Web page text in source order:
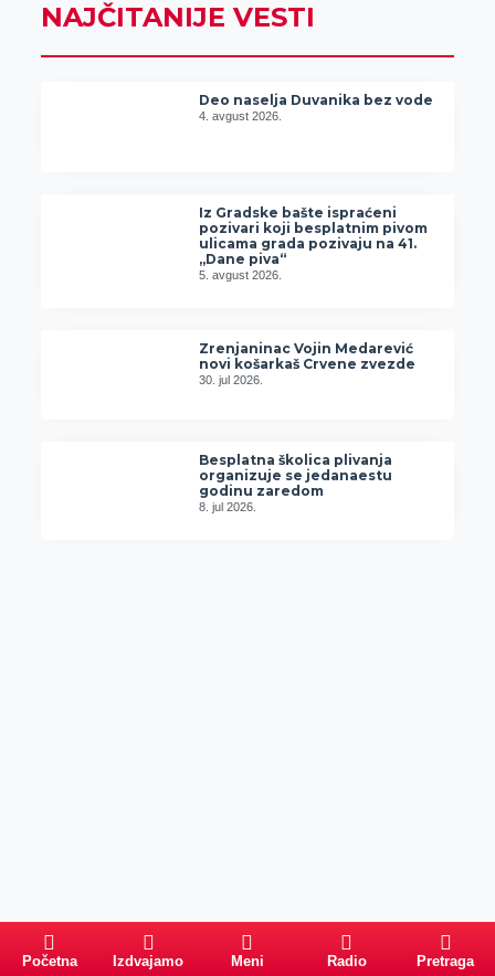
NAJČITANIJE VESTI
Deo naselja Duvanika bez vode
4. avgust 2026.
Iz Gradske bašte ispraćeni
pozivari koji besplatnim pivom
ulicama grada pozivaju na 41.
„Dane piva“
5. avgust 2026.
Zrenjaninac Vojin Medarević
novi košarkaš Crvene zvezde
30. jul 2026.
Besplatna školica plivanja
organizuje se jedanaestu
godinu zaredom
8. jul 2026.
Početna Izdvajamo Meni Radio Pretraga